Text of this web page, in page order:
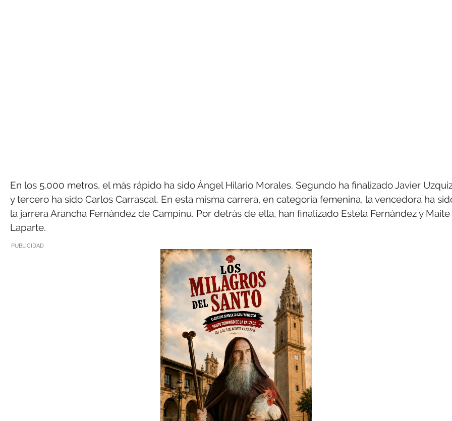
En los 5.000 metros, el más rápido ha sido Ángel Hilario Morales. Segundo ha finalizado Javier
y tercero ha sido Carlos Carrascal. En esta misma carrera, en categoría femenina, la vencedora ha
la jarrera Arancha Fernández de Campinu. Por detrás de ella, han finalizado Estela Fernández y Maite
Laparte.
PUBLICIDAD